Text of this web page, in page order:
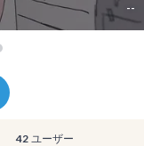
--
42 ユーザー